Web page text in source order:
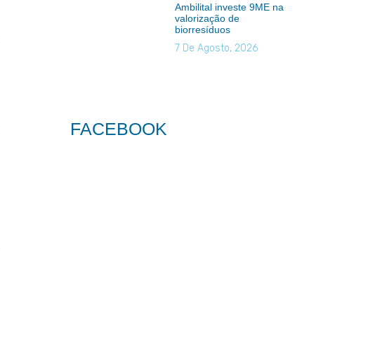
Ambilital investe 9ME na
valorização de
biorresíduos
7 De Agosto, 2026
FACEBOOK